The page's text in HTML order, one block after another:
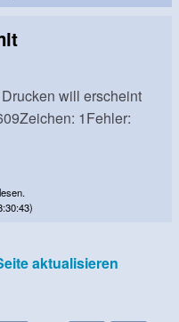
will erscheint
1Fehler:
aktualisieren